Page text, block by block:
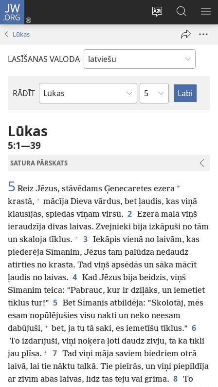
JW.ORG
Mainīt
valodu
Pieteikties
(opens
Meklēt
vietnē
JW.ORG
Lūkas
LASĪŠANAS VALODA
RĀDĪT
Pēc
Pēc
nodaļām
Lūkas
5:1—39
SATURA PĀRSKATS
5 Reiz Jēzus, stāvēdams Ģenecaretes ezera *
krastā, + mācīja Dieva vārdus, bet ļaudis, kas viņā
klausījās, spiedās viņam virsū. 2 Ezera malā viņš
ieraudzīja divas laivas. Zvejnieki bija izkāpuši no tām
un skaloja tīklus. + 3 Iekāpis vienā no laivām, kas
piederēja Sīmanim, Jēzus tam palūdza nedaudz
atirties no krasta. Tad viņš apsēdās un sāka mācīt
ļaudis no laivas. 4 Kad Jēzus bija beidzis, viņš
Sīmanim teica: ”Pabrauc, kur ir dziļāks, un iemetiet
tīklus tur!” 5 Bet Sīmanis atbildēja: ”Skolotāj, mēs
esam nopūlējušies visu nakti un neko neesam
dabūjuši, + bet, ja tu tā saki, es iemetīšu tīklus.” 6
To izdarījuši, viņi noķēra ļoti daudz zivju, tā ka tīkli
jau plīsa. + 7 Tad viņi māja saviem biedriem otrā
laivā, lai tie nāktu talkā. Tie pieīrās, un viņi piepildīja
ar zivīm abas laivas, līdz tās teju vai grima. 8 To